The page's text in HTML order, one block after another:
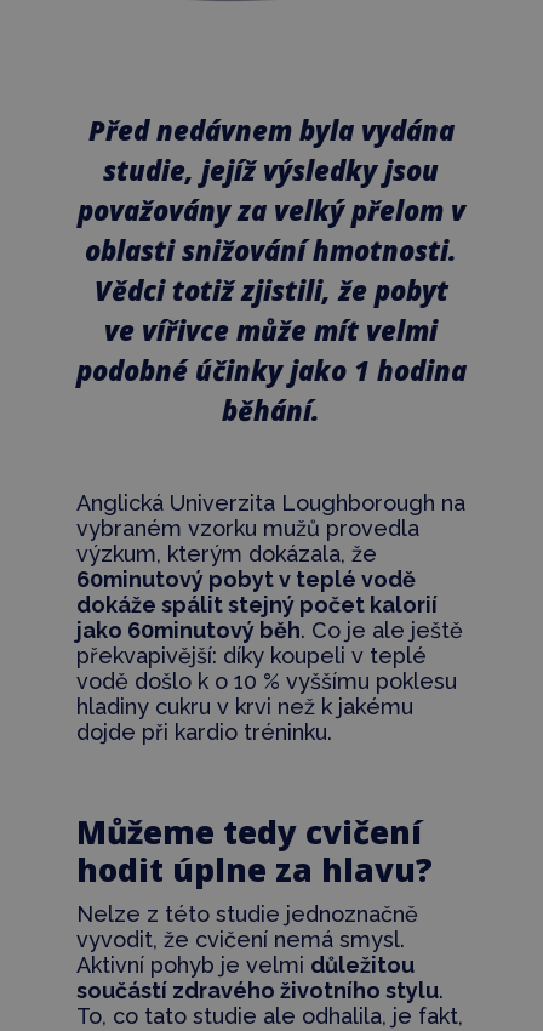
Před nedávnem byla vydána
studie, jejíž výsledky jsou
považovány za velký přelom v
oblasti snižování hmotnosti.
Vědci totiž zjistili, že pobyt
ve vířivce může mít velmi
podobné účinky jako 1 hodina
běhání.
Anglická Univerzita Loughborough na
vybraném vzorku mužů provedla
výzkum, kterým dokázala, že
60minutový pobyt v teplé vodě
dokáže spálit stejný počet kalorií
jako 60minutový běh. Co je ale ještě
překvapivější: díky koupeli v teplé
vodě došlo k o 10 % vyššímu poklesu
hladiny cukru v krvi než k jakému
dojde při kardio tréninku.
Můžeme tedy cvičení
hodit úplne za hlavu?
Nelze z této studie jednoznačně
vyvodit, že cvičení nemá smysl.
Aktivní pohyb je velmi důležitou
součástí zdravého životního stylu.
To, co tato studie ale odhalila, je fakt,